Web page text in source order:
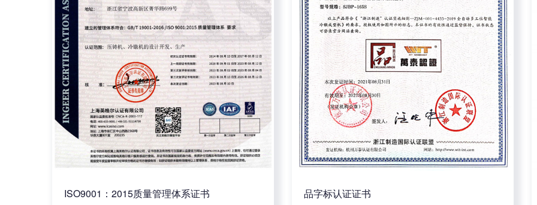
ISO9001：2015质量管理体系证书 品字标认证证书